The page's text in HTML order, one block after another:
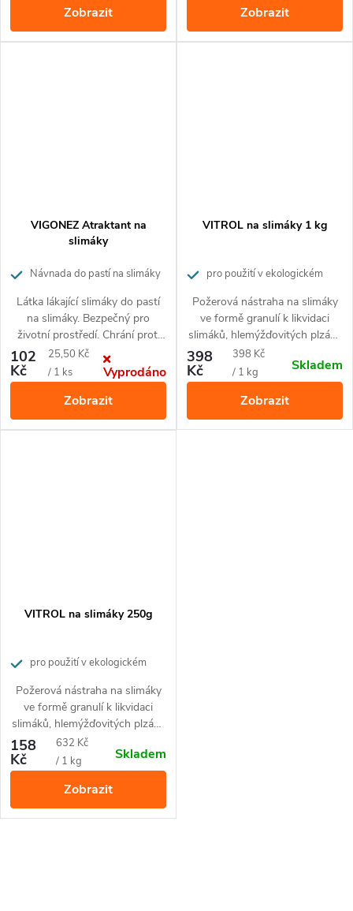
Zobrazit Zobrazit
VIGONEZ Atraktant na
slimáky
Návnada do pastí na slimáky
Látka lákající slimáky do pastí
na slimáky. Bezpečný pro
životní prostředí. Chrání proti
slimákům plochu o rozloze cca
102
Kč
Měrná
cena:
25,50 Kč
/ 1 ks
Vyprodáno
Zobrazit
VITROL na slimáky 1 kg
pro použití v ekologickém
Požerová nástraha na slimáky
ve formě granulí k likvidaci
slimáků, hlemýžďovitých plzáků
na zahradách a sklenících.
Bezpečné pro použití při
přítomnosti domácích mazlíčků,
ptáků a ježků.
398
Kč
Měrná
cena:
398 Kč
/ 1 kg
Skladem
Zobrazit
VITROL na slimáky 250g
pro použití v ekologickém
Požerová nástraha na slimáky
ve formě granulí k likvidaci
slimáků, hlemýžďovitých plzáků
na zahradách a sklenících.
Bezpečné pro použití při
přítomnosti domácích mazlíčků,
ptáků a ježků.
158
Kč
Měrná
cena:
632 Kč
/ 1 kg
Skladem
Zobrazit